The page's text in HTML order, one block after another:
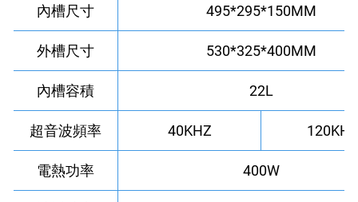
內槽尺寸 495*295*150MM
外槽尺寸 530*325*400MM
內槽容積 22L
超音波頻率 40KHZ 120KHZ
電熱功率 400W